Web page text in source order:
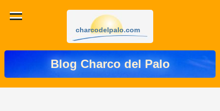
charcodelpalo.com
Blog Charco del Palo